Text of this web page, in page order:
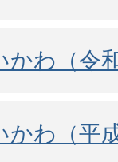
かわ（令
かわ（平